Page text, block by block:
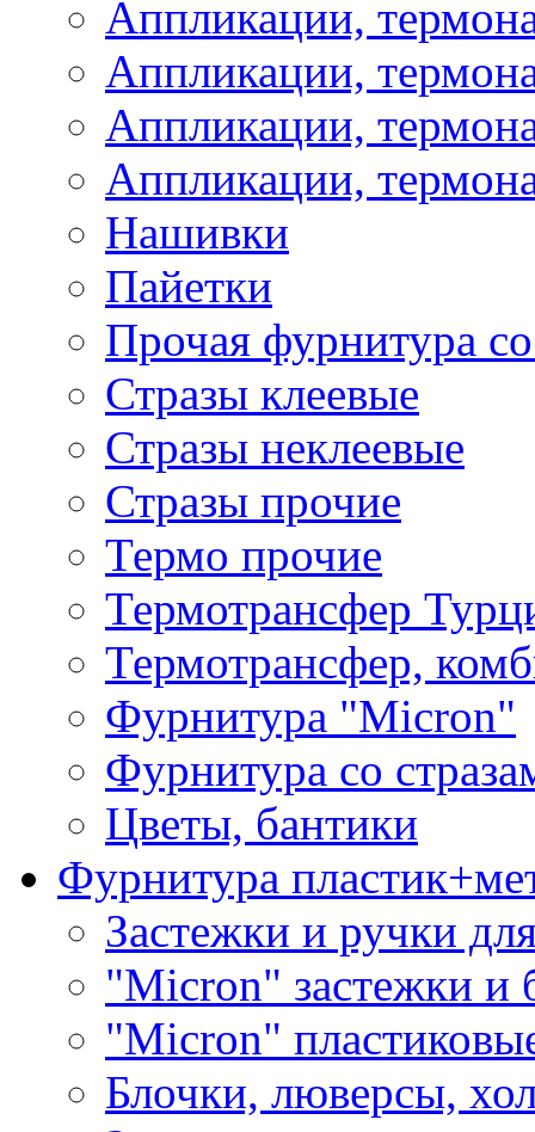
Аппликации,
Аппликации,
Аппликации,
Аппликации,
Нашивки
Пайетки
Прочая фурнитура
Стразы клеевые
Стразы неклеевые
Стразы прочие
Термо прочие
Термотрансфер
Термотрансфер,
Фурнитура "Micron"
Фурнитура со
Цветы, бантики
Фурнитура
Застежки и ручки
"Micron" застежки и
"Micron"
Блочки, люверсы,